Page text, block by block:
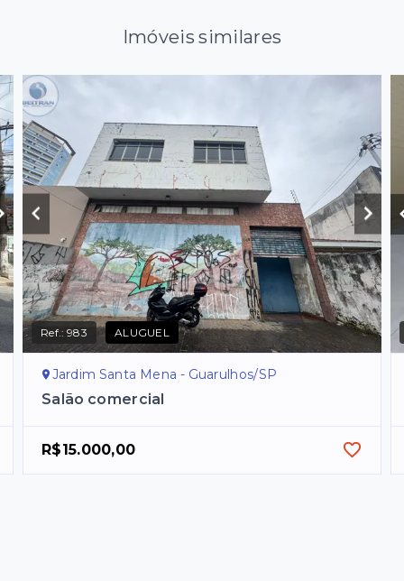
Imóveis similares
Ref.:983 ALUGUEL
Jardim Santa Mena - Guarulhos/SP
Salão comercial
R$15.000,00